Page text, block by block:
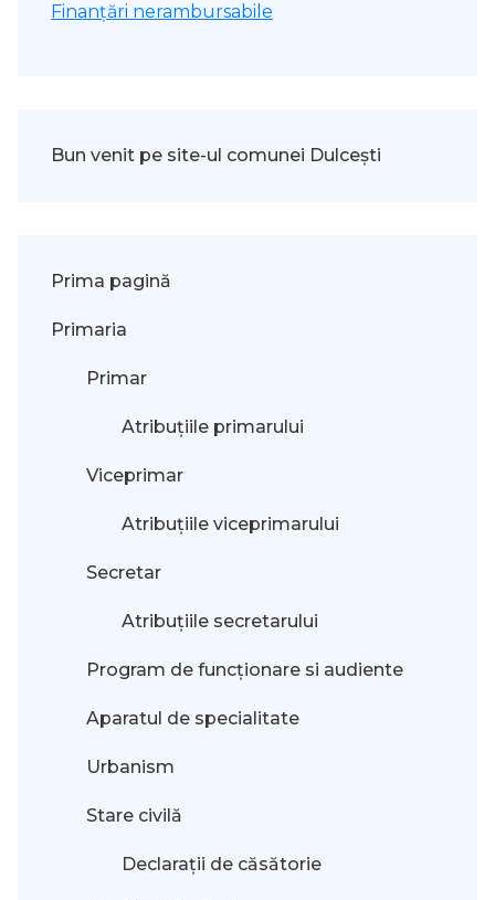
Finanțări nerambursabile
Bun venit pe site-ul comunei Dulcești
Prima pagină
Primaria
Primar
Atribuțiile primarului
Viceprimar
Atribuțiile viceprimarului
Secretar
Atribuțiile secretarului
Program de funcționare si audiente
Aparatul de specialitate
Urbanism
Stare civilă
Declarații de căsătorie